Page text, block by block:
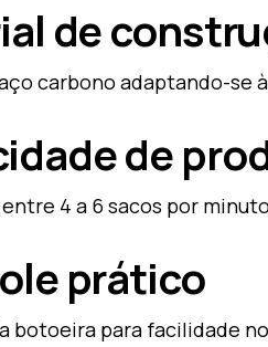
de
carbono adaptando-se
de
4 a 6 sacos por
prático
botoeira para facilidade